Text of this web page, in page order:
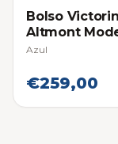
Bolso
Altmont
Compact
Azul
€259,00